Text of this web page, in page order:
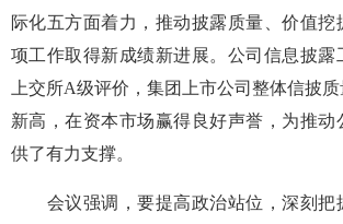
际化五方面着力，推动披露质量、价值挖
项工作取得新成绩新进展。公司信息披露
上交所A级评价，集团上市公司整体信披
新高，在资本市场赢得良好声誉，为推动
供了有力支撑。
会议强调，要提高政治站位，深刻把